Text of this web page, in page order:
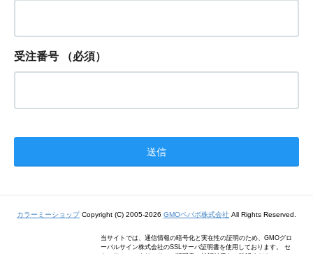
受注番号 （必須）
カラーミーショップCopyright (C) 2005-2026 GMOペパボ株式会社 All Rights Reserved.
当サイトでは、通信情報の暗号化と実在性の証明のため、GMOグロ
ーバルサイン株式会社のSSLサーバ証明書を使用しております。 セ